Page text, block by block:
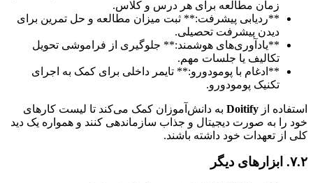
زمان مطالعه برای هر درس و کلاس.
**ردیابی پیشرفت:** ثبت میزان مطالعه و حل تمرین برای
دیدن پیشرفت تحصیلی.
**یادآوری‌های هوشمند:** جلوگیری از فراموشی تحویل
تکالیف یا جلسات مهم.
**ادغام با پومودورو:** تایمر داخلی برای کمک به اجرای
تکنیک پومودورو.
ازDoitifyبه دانش‌آموزان کمک می‌کند تا لیست کارهای
را به صورت دیجیتال و جذاب سازماندهی کنند و همواره یک دید
تعهدات خود داشته باشند.